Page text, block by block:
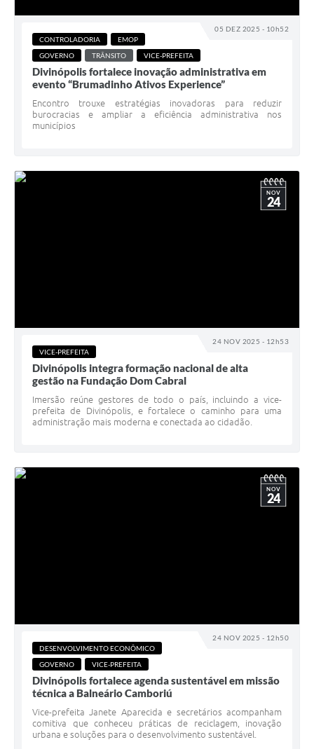
05 DEZ 2025 - 10h52
CONTROLADORIA
EMOP
GOVERNO
TRÂNSITO VICE-PREFEITA
Divinópolis fortalece inovação administrativa em
evento “Brumadinho Ativos Experience”
Encontro trouxe estratégias inovadoras para reduzir
burocracias e ampliar a eficiência administrativa nos
municípios
24 NOV 2025 - 12h53
NOV
24
VICE-PREFEITA
Divinópolis integra formação nacional de alta
gestão na Fundação Dom Cabral
Imersão reúne gestores de todo o país, incluindo a vice-
prefeita de Divinópolis, e fortalece o caminho para uma
administração mais moderna e conectada ao cidadão.
24 NOV 2025 - 12h50
NOV
24
DESENVOLVIMENTO ECONÔMICO
GOVERNO
VICE-PREFEITA
Divinópolis fortalece agenda sustentável em missão
técnica a Balneário Camboriú
Vice-prefeita Janete Aparecida e secretários acompanham
comitiva que conheceu práticas de reciclagem, inovação
urbana e soluções para o desenvolvimento sustentável.